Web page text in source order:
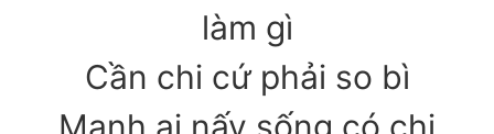
làm gì
Cần chi cứ phải so bì